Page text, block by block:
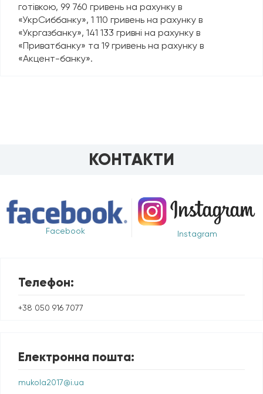
готівкою, 99 760 гривень на рахунку в
«УкрСиббанку», 1 110 гривень на рахунку в
«Укргазбанку», 141 133 гривні на рахунку в
«Приватбанку» та 19 гривень на рахунку в
«Акцент-банку».
КОНТАКТИ
Facebook Instagram
Телефон:
+38 050 916 7077
Електронна пошта:
mukola2017@i.ua